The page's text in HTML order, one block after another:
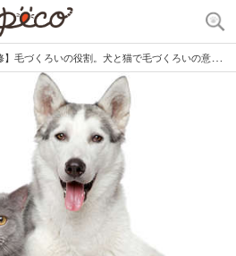
毛づくろいの役割。犬と猫で毛づくろいの意味は違うの?